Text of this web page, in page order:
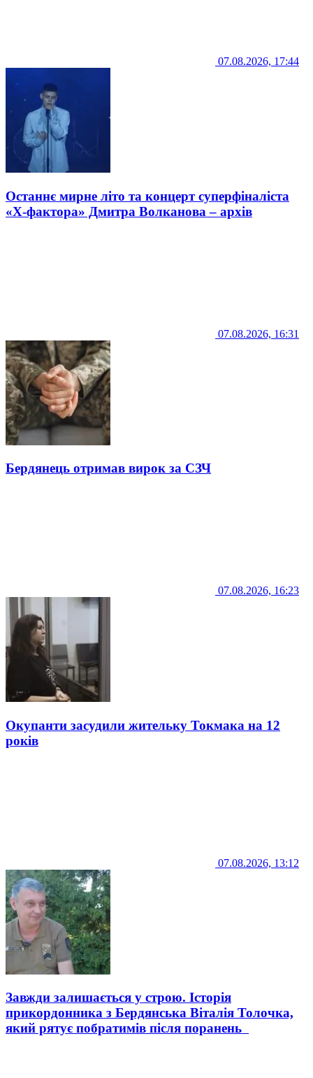
07.08.2026, 17:44
Останнє мирне літо та концерт суперфіналіста
«Х-фактора» Дмитра Волканова – архів
07.08.2026, 16:31
Бердянець отримав вирок за СЗЧ
07.08.2026, 16:23
Окупанти засудили жительку Токмака на 12
років
07.08.2026, 13:12
Завжди залишається у строю. Історія
прикордонника з Бердянська Віталія Толочка,
який рятує побратимів після поранень